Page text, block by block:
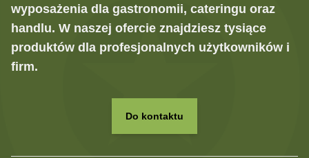
wyposażenia dla gastronomii, cateringu oraz
handlu. W naszej ofercie znajdziesz tysiące
produktów dla profesjonalnych użytkowników i
firm.
Do kontaktu